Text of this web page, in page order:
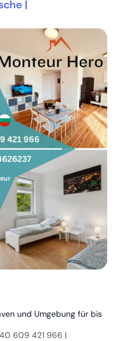
|
und Umgebung für bis
609 421 966 |